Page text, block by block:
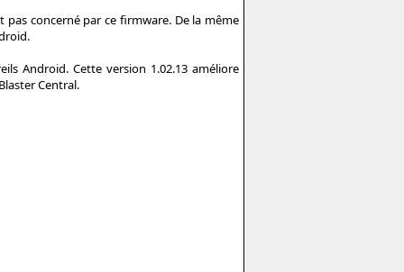
pas concerné par ce firmware. De la même
Android. Cette version 1.02.13 améliore
Central.